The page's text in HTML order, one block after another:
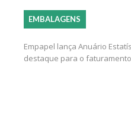
EMBALAGENS
Empapel lança Anuário
destaque para o